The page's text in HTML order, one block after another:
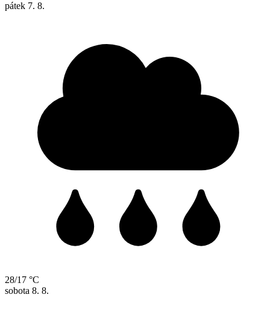
pátek 7. 8.
28/17 °C
sobota 8. 8.